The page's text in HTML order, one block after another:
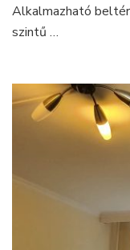
Alkalmazható
szintű …